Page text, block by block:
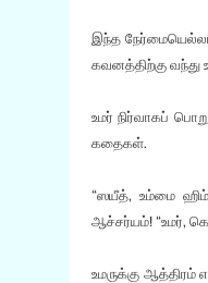
இந்த
கவனத்திற்கு வந்து
உமர் நிர்வாகப்
கதைகள்.
“ஸயீத், உம்மை
ஆச்சர்யம்! “உமர்,
உமருக்கு